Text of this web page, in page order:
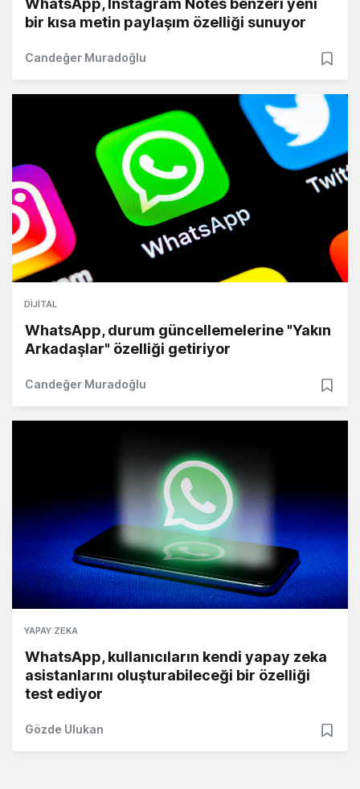
WhatsApp, Instagram Notes benzeri yeni
bir kısa metin paylaşım özelliği sunuyor
Candeğer Muradoğlu
DIJITAL
WhatsApp, durum güncellemelerine "Yakın
Arkadaşlar" özelliği getiriyor
Candeğer Muradoğlu
YAPAY ZEKA
WhatsApp, kullanıcıların kendi yapay zeka
asistanlarını oluşturabileceği bir özelliği
test ediyor
Gözde Ulukan